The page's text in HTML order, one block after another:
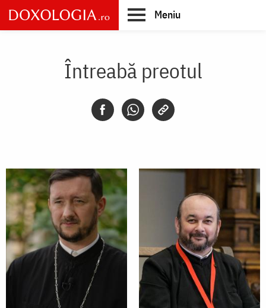
Skip
to
main
Meniu
Întreabă preotul